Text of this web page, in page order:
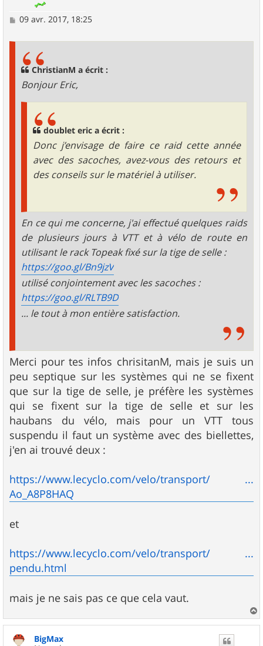
M
09 avr. 2017, 18:25
ChristianM a écrit :
Bonjour Eric,
doublet eric a écrit :
Donc j’envisage de faire ce raid cette année
avec des sacoches, avez-vous des retours et
des conseils sur le matériel à utiliser.
En ce qui me concerne, j'ai effectué quelques raids
de plusieurs jours à VTT et à vélo de route en
utilisant le rack Topeak fixé sur la tige de selle :
https://goo.gl/Bn9jzV
utilisé conjointement avec les sacoches :
https://goo.gl/RLTB9D
... le tout à mon entière satisfaction.
Merci pour tes infos chrisitanM, mais je suis un
peu septique sur les systèmes qui ne se fixent
que sur la tige de selle, je préfère les systèmes
qui se fixent sur la tige de selle et sur les
haubans du vélo, mais pour un VTT tous
suspendu il faut un système avec des biellettes,
j'en ai trouvé deux :
https://www.lecyclo.com/velo/transport/ ...
Ao_A8P8HAQ
et
https://www.lecyclo.com/velo/transport/ ...
pendu.html
mais je ne sais pas ce que cela vaut.
a
BigMax